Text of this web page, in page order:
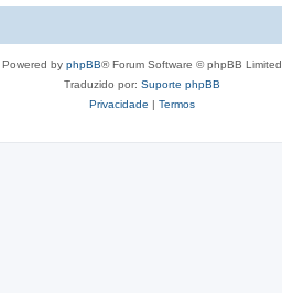
Powered by phpBB® Forum Software © phpBB Limited
Traduzido por: Suporte phpBB
Privacidade | Termos